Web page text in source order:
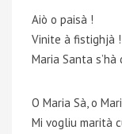
Aiò o paisà !
Vinite à fistighjà !
Maria Santa s’hà
O Maria Sà, o
Mi vogliu marità